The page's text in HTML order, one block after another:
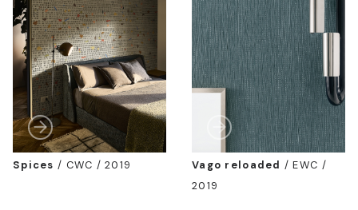
Spices / CWC / 2019 Vago reloaded /EWC /
2019